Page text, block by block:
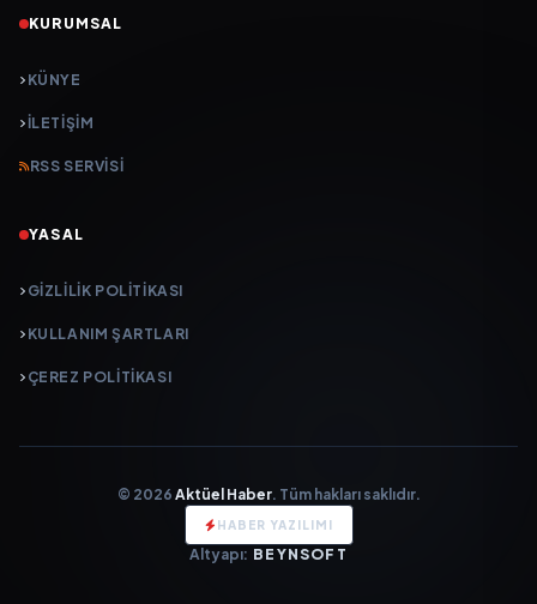
KURUMSAL
KÜNYE
İLETIŞIM
RSS SERVISI
YASAL
GIZLILIK POLITIKASI
KULLANIM ŞARTLARI
ÇEREZ POLITIKASI
© 2026 Aktüel Haber. Tüm hakları saklıdır.
HABER YAZILIMI
Altyapı: BEYNSOFT